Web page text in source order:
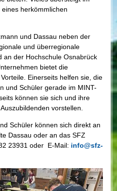
herkömmlichen
und Dassau neben der
und überregionale
an der Hochschule Osnabrück
bietet die
Einerseits helfen sie, die
und Schüler gerade im MINT-
können sie sich und ihre
vorstellen.
Schüler können sich direkt an
Dassau oder an das SFZ
23931 oder E-Mail: info@sfz-